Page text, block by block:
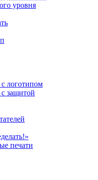
уровня
логотипом
защитой
печати